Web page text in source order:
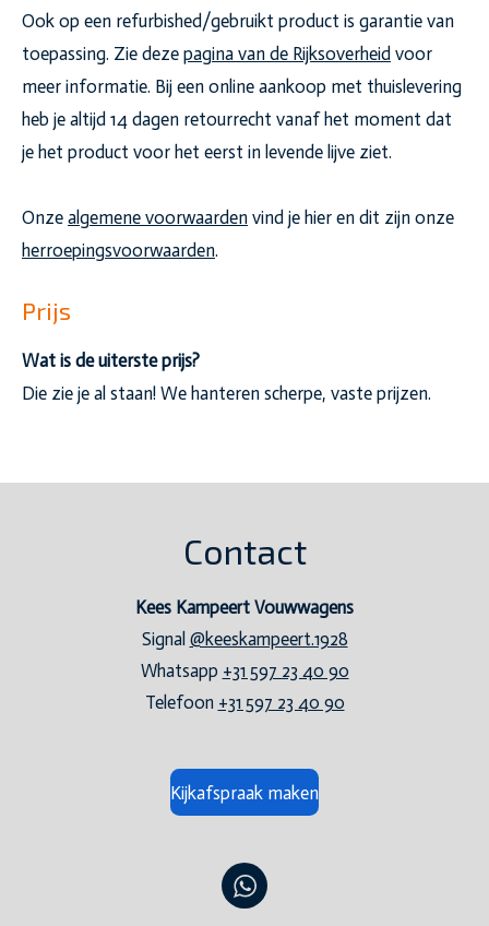
Ook op een refurbished/gebruikt product is garantie van
toepassing. Zie deze pagina van de Rijksoverheid voor
meer informatie. Bij een online aankoop met thuislevering
heb je altijd 14 dagen retourrecht vanaf het moment dat
je het product voor het eerst in levende lijve ziet.
Onze algemene voorwaarden vind je hier en dit zijn onze
herroepingsvoorwaarden.
Prijs
Wat is de uiterste prijs?
Die zie je al staan! We hanteren scherpe, vaste prijzen.
Contact
Kees Kampeert Vouwwagens
Signal @keeskampeert.1928
Whatsapp +31 597 23 40 90
Telefoon +31 597 23 40 90
Kijkafspraak maken